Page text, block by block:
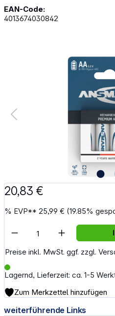
EAN-Code:
4013674030842
Bildergalerie überspringen
20,83 €
% EVP**25,99 € (19.85%
Preise inkl. MwSt. ggf. zzgl.
Lagernd, Lieferzeit: ca. 1-5
Artikel Anzahl: Gib
Zum Merkzettel hinzufügen
weiterführende Links